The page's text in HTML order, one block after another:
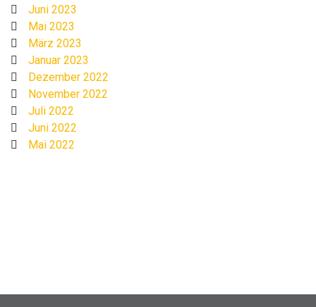
Juni 2023
Mai 2023
März 2023
Januar 2023
Dezember 2022
November 2022
Juli 2022
Juni 2022
Mai 2022